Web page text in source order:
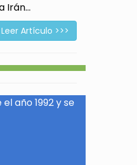
Irán...
Leer Artículo >>>
año 1992 y se